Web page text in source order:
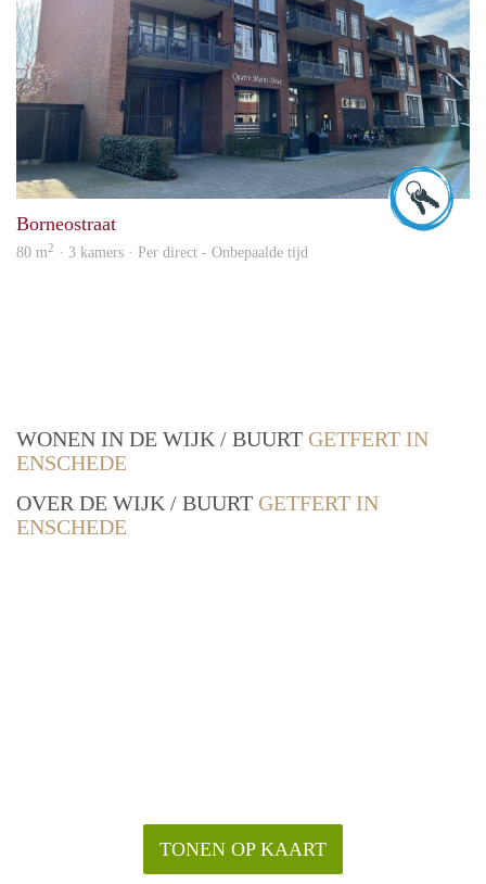
Borneostraat
80 m2 · 3 kamers · Per direct - Onbepaalde tijd
WONEN IN DE WIJK / BUURT GETFERT IN
ENSCHEDE
OVER DE WIJK / BUURT GETFERT IN
ENSCHEDE
TONEN OP KAART